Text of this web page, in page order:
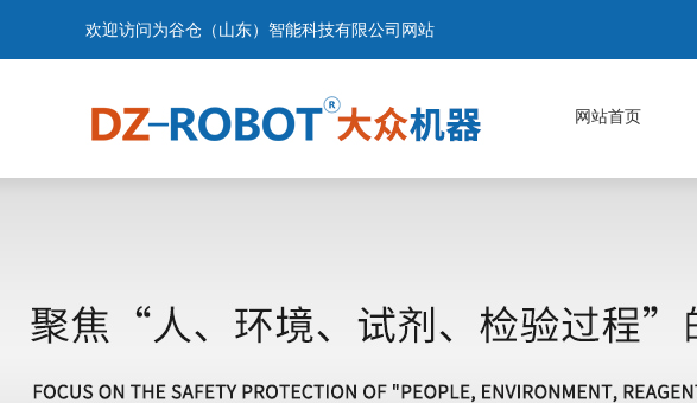
欢迎访问为谷仓（山东）智能科技有限公司网站
网站首页